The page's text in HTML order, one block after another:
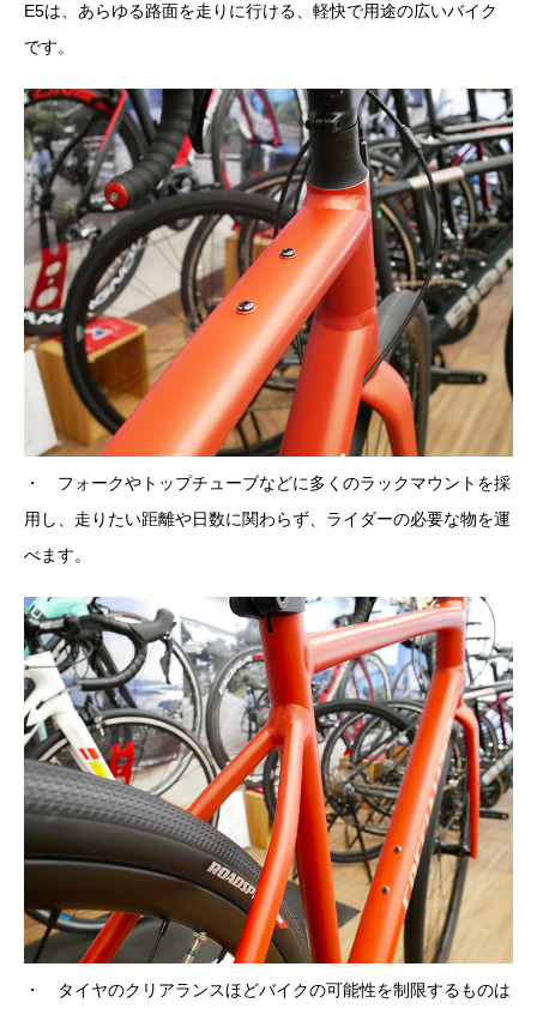
E5は、あらゆる路面を走りに行ける、軽快で用途の広いバイク
です。
・ フォークやトップチューブなどに多くのラックマウントを採
用し、走りたい距離や日数に関わらず、ライダーの必要な物を運
べます。
・ タイヤのクリアランスほどバイクの可能性を制限するものは